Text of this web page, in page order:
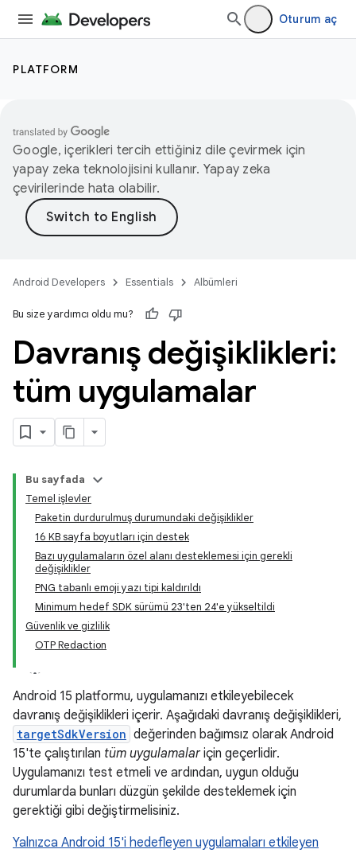
Oturum aç
PLATFORM
Google, içerikleri tercih ettiğiniz dile çevirmek için
yapay zeka teknolojisini kullanır. Yapay zeka
çevirilerinde hata olabilir.
Android Developers Essentials Albümleri
Bu size yardımcı oldu mu?
Davranış değişiklikleri:
tüm uygulamalar
Bu sayfada
Temel işlevler
Paketin durdurulmuş durumundaki değişiklikler
16 KB sayfa boyutları için destek
Bazı uygulamaların özel alanı desteklemesi için gerekli
değişiklikler
PNG tabanlı emoji yazı tipi kaldırıldı
Minimum hedef SDK sürümü 23'ten 24'e yükseltildi
Güvenlik ve gizlilik
OTP Redaction
Android 15 platformu, uygulamanızı etkileyebilecek
davranış değişiklikleri içerir. Aşağıdaki davranış değişiklikleri,
targetSdkVersion değerinden bağımsız olarak Android
15'te çalıştırılan tüm uygulamalariçin geçerlidir.
Uygulamanızı test etmeli ve ardından, uygun olduğu
durumlarda bunları düzgün şekilde desteklemek için
gerektiği gibi değiştirmelisiniz.
Yalnızca Android 15'i hedefleyen uygulamaları etkileyen